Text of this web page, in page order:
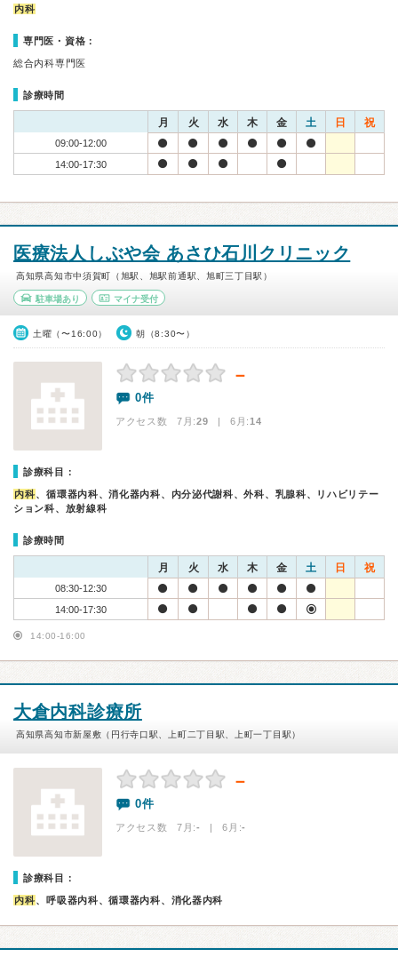
内科
専門医・資格：
総合内科専門医
診療時間
月 火 水 木 金 土 日 祝
09:00-12:00
14:00-17:30
医療法人しぶや会 あさひ石川クリニック
高知県高知市中須賀町（旭駅、旭駅前通駅、旭町三丁目駅）
駐車場あり マイナ受付
土曜（〜16:00） 朝（8:30〜）
－
0件
アクセス数 7月:29 | 6月:14
診療科目：
内科、循環器内科、消化器内科、内分泌代謝科、外科、乳腺科、リハビリテー
ション科、放射線科
診療時間
月 火 水 木 金 土 日 祝
08:30-12:30
14:00-17:30
14:00-16:00
大倉内科診療所
高知県高知市新屋敷（円行寺口駅、上町二丁目駅、上町一丁目駅）
－
0件
アクセス数 7月:- | 6月:-
診療科目：
内科、呼吸器内科、循環器内科、消化器内科